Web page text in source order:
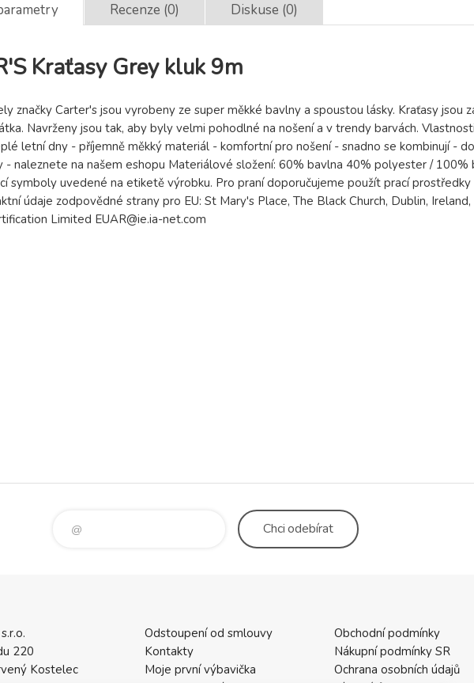
Recenze (0) Diskuse (0)
Kraťasy Grey kluk 9m
značky Carter's jsou vyrobeny ze super měkké bavlny a spoustou lásky. Kraťasy jsou
Navrženy jsou tak, aby byly velmi pohodlné na nošení a v trendy barvách.
letní dny - příjemně měkký materiál - komfortní pro nošení - snadno se kombinují -
- naleznete na našem eshopu Materiálové složení: 60% bavlna 40% polyester / 100%
symboly uvedené na etiketě výrobku. Pro praní doporučujeme použít prací prostředky
údaje zodpovědné strany pro EU: St Mary's Place, The Black Church, Dublin,
Limited EUAR@ie.ia-net.com
Chciodebírat
220
Kostelec
Odstoupení od smlouvy
Kontakty
Moje první výbavička
Obchodní podmínky
Nákupní podmínky SR
Ochrana osobních údajů